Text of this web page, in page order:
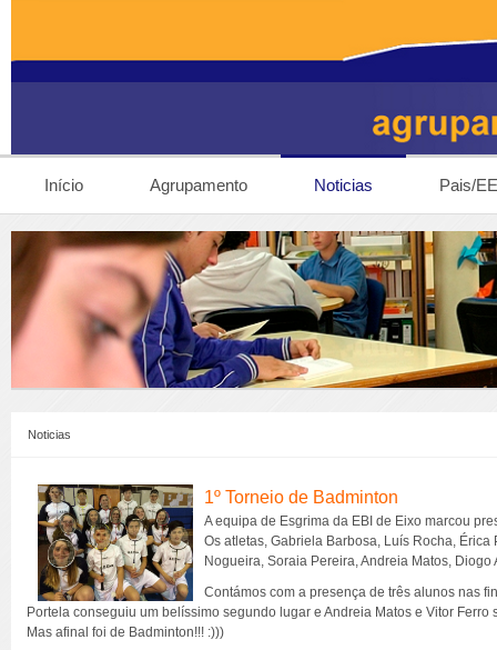
Início Agrupamento Noticias Pais/EE
Noticias
1º Torneio de Badminton
A equipa de Esgrima da EBI de Eixo marcou
Os atletas, Gabriela Barbosa, Luís Rocha,
Nogueira, Soraia Pereira, Andreia Matos,
Contámos com a presença de três alunos nas
Portela conseguiu um belíssimo segundo lugar e Andreia Matos e Vitor
Mas afinal foi de Badminton!!! :)))